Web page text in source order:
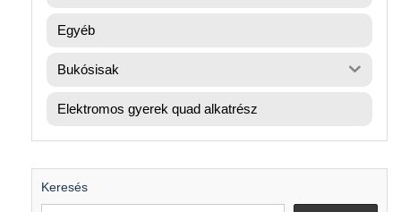
Egyéb
Bukósisak
Elektromos gyerek quad alkatrész
Keresés